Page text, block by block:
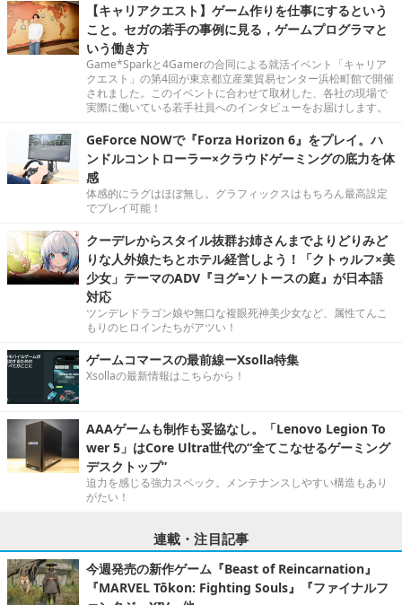
【キャリアクエスト】ゲーム作りを仕事にするという
こと。セガの若手の事例に見る，ゲームプログラマと
いう働き方
Game*Sparkと4Gamerの合同による就活イベント「キャリア
クエスト」の第4回が東京都立産業貿易センター浜松町館で開催
されました。このイベントに合わせて取材した、各社の現場で
実際に働いている若手社員へのインタビューをお届けします。
GeForce NOWで『Forza Horizon 6』をプレイ。ハ
ンドルコントローラー×クラウドゲーミングの底力を体
感
体感的にラグはほぼ無し。グラフィックスはもちろん最高設定
でプレイ可能！
クーデレからスタイル抜群お姉さんまでよりどりみど
りな人外娘たちとホテル経営しよう！「クトゥルフ×美
少女」テーマのADV『ヨグ=ソトースの庭』が日本語
対応
ツンデレドラゴン娘や無口な複眼死神美少女など、属性てんこ
もりのヒロインたちがアツい！
ゲームコマースの最前線ーXsolla特集
Xsollaの最新情報はこちらから！
AAAゲームも制作も妥協なし。「Lenovo Legion To
wer 5」はCore Ultra世代の“全てこなせるゲーミング
デスクトップ”
迫力を感じる強力スペック。メンテナンスしやすい構造もあり
がたい！
連載・注目記事
今週発売の新作ゲーム『Beast of Reincarnation』
『MARVEL Tōkon: Fighting Souls』『ファイナルフ